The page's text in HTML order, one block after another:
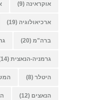
אוקראינה (9)
ארכיאולוגיה (19)
ברה"מ (20)
גרמניה-הנאצית (14)
היטלר (8)
הנאצים (12)